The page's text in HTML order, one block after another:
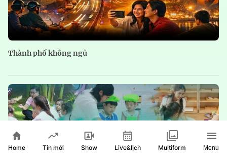
Thành phố không ngủ
Home Tin mới Show Live&lịch Multiform Menu